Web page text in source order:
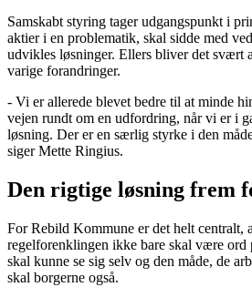
Samskabt styring tager udgangspunkt i
aktier i en problematik, skal sidde med
udvikles løsninger. Ellers bliver det svært
varige forandringer.
- Vi er allerede blevet bedre til at minde
vejen rundt om en udfordring, når vi er i
løsning. Der er en særlig styrke i den
siger Mette Ringius.
Den rigtige løsning frem
For Rebild Kommune er det helt centralt,
regelforenklingen ikke bare skal være ord
skal kunne se sig selv og den måde, de
skal borgerne også.